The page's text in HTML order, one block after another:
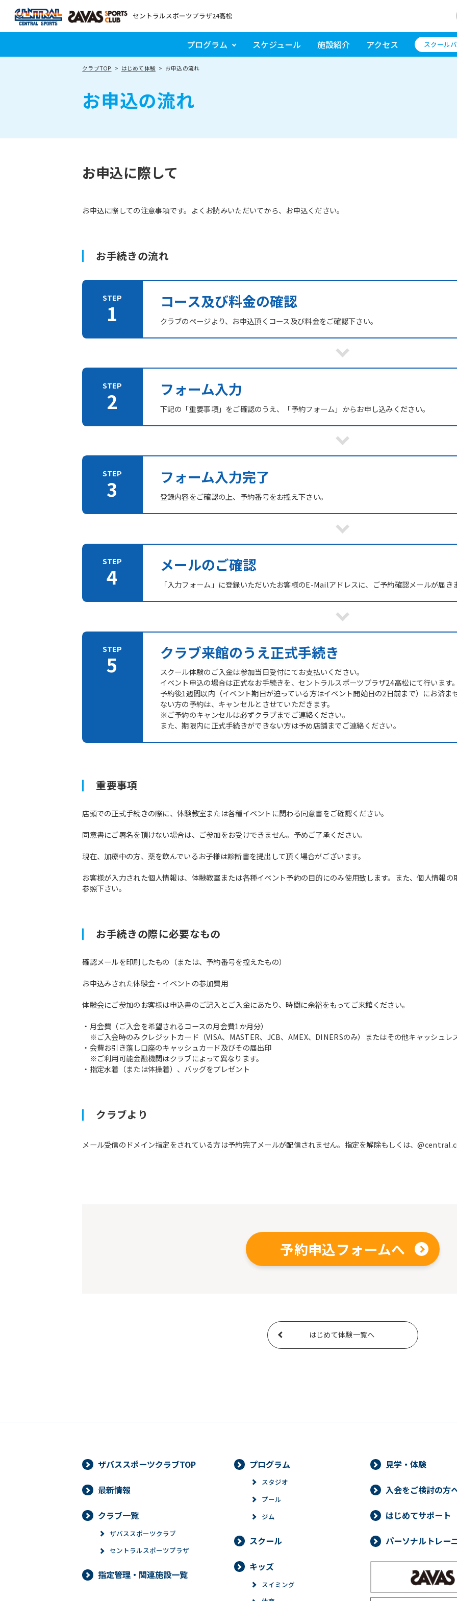
セントラルスポーツプラザ24高松
プログラム スケジュール 施設紹介 アクセス スクール
クラブTOP はじめて体験 お申込の流れ
お申込の流れ
お申込に際して
お申込に際しての注意事項です。よくお読みいただいてから、お申込ください。
お手続きの流れ
コース及び料金の確認
クラブのページより、お申込頂くコース及び料金をご確認下さい。
フォーム入力
下記の「重要事項」をご確認のうえ、「予約フォーム」からお申し込みください。
フォーム入力完了
登録内容をご確認の上、予約番号をお控え下さい。
メールのご確認
「入力フォーム」に登録いただいたお客様のE-Mailアドレスに、ご予約確認メールが届き
クラブ来館のうえ正式手続き
スクール体験のご入金は参加当日受付にてお支払いください。
イベント申込の場合は正式なお手続きを、セントラルスポーツプラザ24高松にて行います。
予約後1週間以内（イベント期日が迫っている方はイベント開始日の2日前まで）にお済ま
ない方の予約は、キャンセルとさせていただきます。
※ご予約のキャンセルは必ずクラブまでご連絡ください。
また、期限内に正式手続きができない方は予め店舗までご連絡ください。
重要事項
店頭での正式手続きの際に、体験教室または各種イベントに関わる同意書をご確認ください。
同意書にご署名を頂けない場合は、ご参加をお受けできません。予めご了承ください。
現在、加療中の方、薬を飲んでいるお子様は診断書を提出して頂く場合がございます。
お客様が入力された個人情報は、体験教室または各種イベント予約の目的にのみ使用致します。また、個人情報の
参照下さい。
お手続きの際に必要なもの
確認メールを印刷したもの（または、予約番号を控えたもの）
お申込みされた体験会・イベントの参加費用
体験会にご参加のお客様は申込書のご記入とご入金にあたり、時間に余裕をもってご来館ください。
・月会費（ご入会を希望されるコースの月会費1か月分）
※ご入会時のみクレジットカード（VISA、MASTER、JCB、AMEX、DINERSのみ）またはその他キャッシュレ
・会費お引き落し口座のキャッシュカード及びその届出印
※ご利用可能金融機関はクラブによって異なります。
・指定水着（または体操着）、バッグをプレゼント
クラブより
メール受信のドメイン指定をされている方は予約完了メールが配信されません。指定を解除もしくは、
予約申込フォームへ
はじめて体験一覧へ
ザバススポーツクラブTOP
最新情報
クラブ一覧
ザバススポーツクラブ
セントラルスポーツプラザ
指定管理・関連施設一覧
プログラム
スタジオ
プール
ジム
スクール
キッズ
スイミング
見学・体験
入会をご検討の方
はじめてサポート
パーソナルトレー